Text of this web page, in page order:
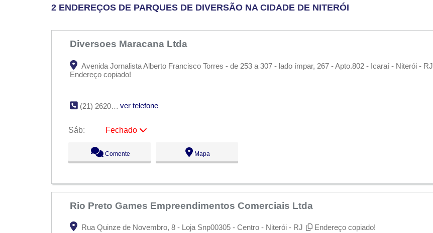
2 ENDEREÇOS DE PARQUES DE DIVERSÃO NA CIDADE DE NITERÓI
Diversoes Maracana Ltda
Avenida Jornalista Alberto Francisco Torres - de 253 a 307 - lado ímpar, 267 - Apto.802 - Icaraí - Niterói - RJ
Endereço copiado!
(21) 2620-7095 ver telefone
Sáb:
Fechado
09:00 - 18:00
Qua:
09:00 - 18:00
Sex:
09:00 - 18:00
Sáb:
Fechado
Dom:
Fechado
Comente Mapa
Rio Preto Games Empreendimentos Comerciais Ltda
Rua Quinze de Novembro, 8 - Loja Snp00305 - Centro - Niterói - RJ Endereço copiado!